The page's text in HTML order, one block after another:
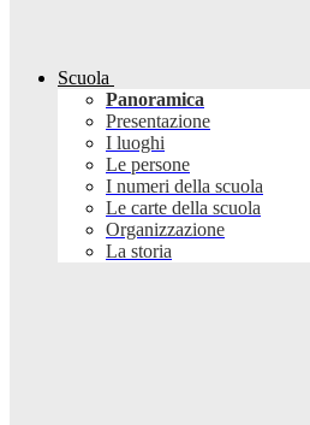
Scuola
Panoramica
Presentazione
I luoghi
Le persone
I numeri della scuola
Le carte della scuola
Organizzazione
La storia